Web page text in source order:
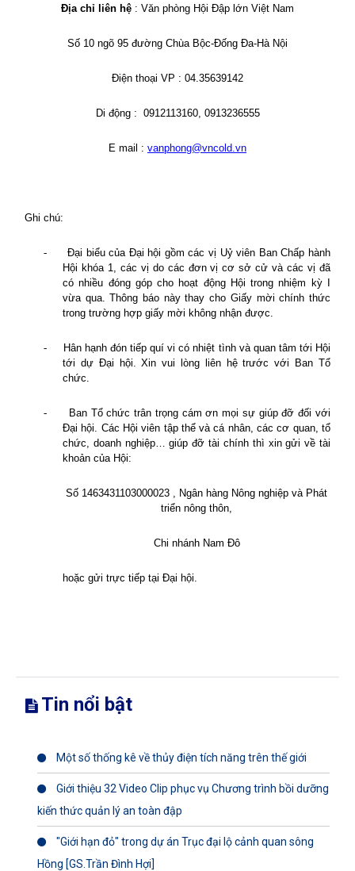
Địa chỉ liên hệ : Văn phòng Hội Đập lớn Việt Nam
Số 10 ngõ 95 đường Chùa Bộc-Đống Đa-Hà Nội
Điện thoại VP : 04.35639142
Di động : 0912113160, 0913236555
E mail : vanphong@vncold.vn
Ghi chú:
-
Đại biểu của Đại hội gồm các vị Uỷ viên Ban Chấp hành
Hội khóa 1, các vị do các đơn vị cơ sở cử và các vị đã
có nhiều đóng góp cho hoạt động Hội trong nhiệm kỳ I
vừa qua. Thông báo này thay cho Giấy mời chính thức
trong trường hợp giấy mời không nhận được.
-
Hân hạnh đón tiếp quí vi có nhiệt tình và quan tâm tới Hội
tới dự Đại hội. Xin vui lòng liên hệ trước với Ban Tổ
chức.
-
Ban Tổ chức trân trọng cám ơn mọi sự giúp đỡ đối với
Đại hội. Các Hội viên tập thể và cá nhân, các cơ quan, tổ
chức, doanh nghiệp… giúp đỡ tài chính thì xin gửi về tài
khoản của Hội:
Số 1463431103000023 , Ngân hàng Nông nghiệp và Phát
triển nông thôn,
Chi nhánh Nam Đô
hoặc gửi trực tiếp tại Đại hội.
Tin nổi bật
Một số thống kê về thủy điện tích năng trên thế giới
Giới thiệu 32 Video Clip phục vụ Chương trình bồi dưỡng
kiến thức quản lý an toàn đập
"Giới hạn đỏ" trong dự án Trục đại lộ cảnh quan sông
Hồng [GS.Trần Đình Hợi]